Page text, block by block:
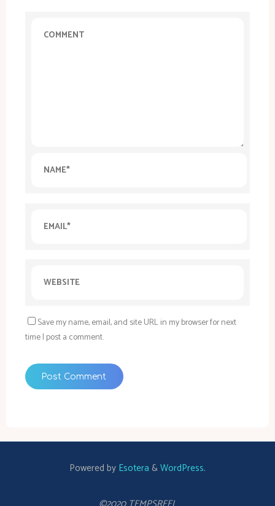
Save my name, email, and site URL in my browser for next
time I post a comment.
Powered by Esotera &WordPress.